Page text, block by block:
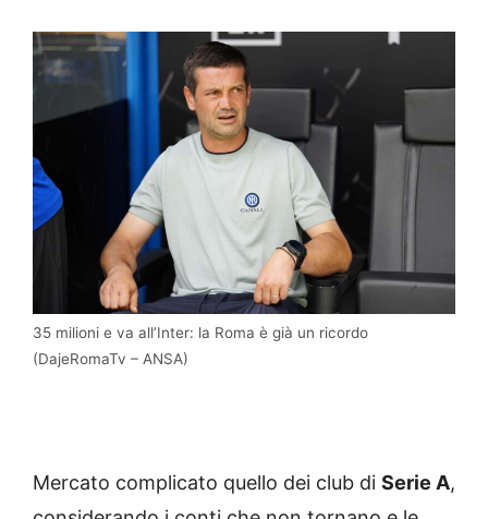
35 milioni e va all’Inter: la Roma è già un ricordo
(DajeRomaTv – ANSA)
Mercato complicato quello dei club di Serie A,